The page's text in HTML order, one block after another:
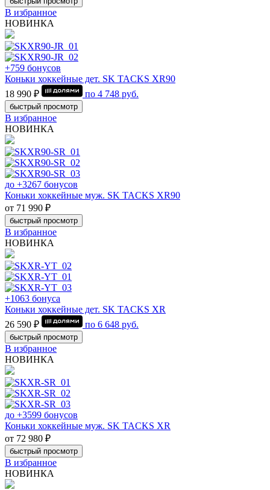
В избранное
НОВИНКА
+759 бонусов
Коньки хоккейные дет. SK TACKS XR90
18 990 ₽
по 4 748 руб.
быстрый просмотр
В избранное
НОВИНКА
до +3267 бонусов
Коньки хоккейные муж. SK TACKS XR90
от 71 990 ₽
быстрый просмотр
В избранное
НОВИНКА
+1063 бонуса
Коньки хоккейные дет. SK TACKS XR
26 590 ₽
по 6 648 руб.
быстрый просмотр
В избранное
НОВИНКА
до +3599 бонусов
Коньки хоккейные муж. SK TACKS XR
от 72 980 ₽
быстрый просмотр
В избранное
НОВИНКА